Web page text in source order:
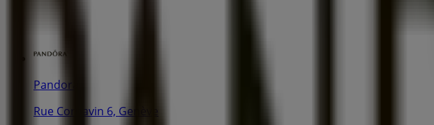
Pandora
Rue Cornavin 6, Genève